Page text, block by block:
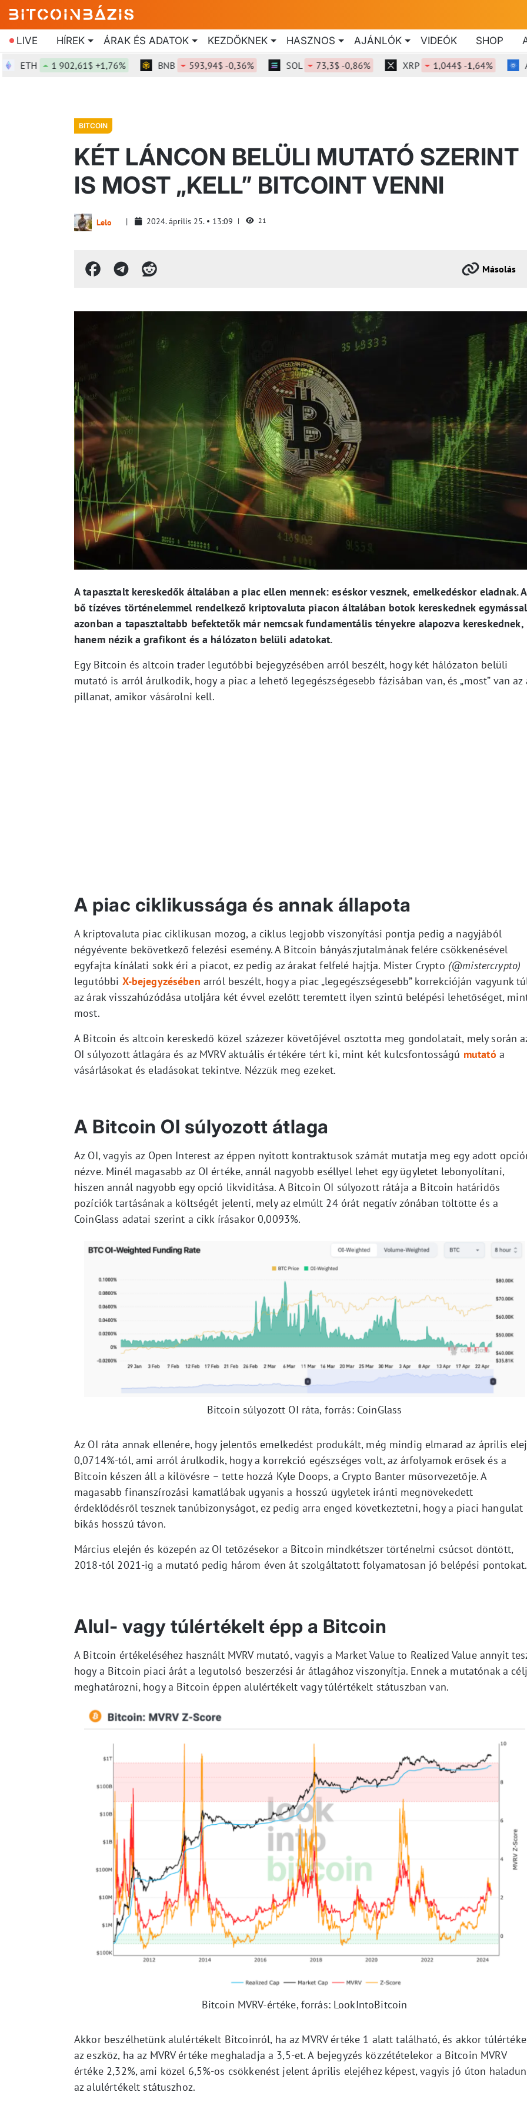
LIVE HÍREK ÁRAK ÉS ADATOK KEZDŐKNEK HASZNOS AJÁNLÓK VIDEÓK SHOP
1 902,61$ +1,76% BNB 593,94$ -0,36% SOL 73,3$ -0,86% XRP 1,044$ -1,64% ADA
BITCOIN
KÉT LÁNCON BELÜLI MUTATÓ SZERINT
IS MOST „KELL” BITCOINT VENNI
Lelo 2024. április 25. 13:09 21
Másolás
A tapasztalt kereskedők általában a piac ellen mennek: eséskor vesznek, emelkedéskor eladnak. A
bő tízéves történelemmel rendelkező kriptovaluta piacon általában botok kereskednek
azonban a tapasztaltabb befektetők már nemcsak fundamentális tényekre alapozva kereskednek,
hanem nézik a grafikont és a hálózaton belüli adatokat.
Egy Bitcoin és altcoin trader legutóbbi bejegyzésében arról beszélt, hogy két hálózaton belüli
mutató is arról árulkodik, hogy a piac a lehető legegészségesebb fázisában van, és „most” van az
pillanat, amikor vásárolni kell.
A piac ciklikussága és annak állapota
A kriptovaluta piac ciklikusan mozog, a ciklus legjobb viszonyítási pontja pedig a nagyjából
négyévente bekövetkező felezési esemény. A Bitcoin bányászjutalmának felére csökkenésével
egyfajta kínálati sokk éri a piacot, ez pedig az árakat felfelé hajtja. Mister Crypto (@mistercrypto)
legutóbbi X-bejegyzésében arról beszélt, hogy a piac „legegészségesebb” korrekcióján vagyunk
az árak visszahúzódása utoljára két évvel ezelőtt teremtett ilyen szintű belépési lehetőséget,
most.
A Bitcoin és altcoin kereskedő közel százezer követőjével osztotta meg gondolatait, mely során
OI súlyozott átlagára és az MVRV aktuális értékére tért ki, mint két kulcsfontosságú mutató a
vásárlásokat és eladásokat tekintve. Nézzük meg ezeket.
A Bitcoin OI súlyozott átlaga
Az OI, vagyis az Open Interest az éppen nyitott kontraktusok számát mutatja meg egy adott
nézve. Minél magasabb az OI értéke, annál nagyobb eséllyel lehet egy ügyletet lebonyolítani,
hiszen annál nagyobb egy opció likviditása. A Bitcoin OI súlyozott rátája a Bitcoin határidős
pozíciók tartásának a költségét jelenti, mely az elmúlt 24 órát negatív zónában töltötte és a
CoinGlass adatai szerint a cikk írásakor 0,0093%.
Bitcoin súlyozott OI ráta, forrás: CoinGlass
Az OI ráta annak ellenére, hogy jelentős emelkedést produkált, még mindig elmarad az április
0,0714%-tól, ami arról árulkodik, hogy a korrekció egészséges volt, az árfolyamok erősek és a
Bitcoin készen áll a kilövésre – tette hozzá Kyle Doops, a Crypto Banter műsorvezetője. A
magasabb finanszírozási kamatlábak ugyanis a hosszú ügyletek iránti megnövekedett
érdeklődésről tesznek tanúbizonyságot, ez pedig arra enged következtetni, hogy a piaci hangulat
bikás hosszú távon.
Március elején és közepén az OI tetőzésekor a Bitcoin mindkétszer történelmi csúcsot döntött,
2018-tól 2021-ig a mutató pedig három éven át szolgáltatott folyamatosan jó belépési pontokat.
Alul- vagy túlértékelt épp a Bitcoin
A Bitcoin értékeléséhez használt MVRV mutató, vagyis a Market Value to Realized Value annyit
hogy a Bitcoin piaci árát a legutolsó beszerzési ár átlagához viszonyítja. Ennek a mutatónak a
meghatározni, hogy a Bitcoin éppen alulértékelt vagy túlértékelt státuszban van.
Bitcoin MVRV-értéke, forrás: LookIntoBitcoin
Akkor beszélhetünk alulértékelt Bitcoinról, ha az MVRV értéke 1 alatt található, és akkor
az eszköz, ha az MVRV értéke meghaladja a 3,5-et. A bejegyzés közzétételekor a Bitcoin MVRV
értéke 2,32%, ami közel 6,5%-os csökkenést jelent április elejéhez képest, vagyis jó úton
az alulértékelt státuszhoz.